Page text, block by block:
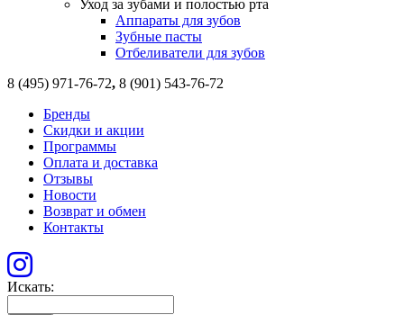
Уход за зубами и полостью рта
Аппараты для зубов
Зубные пасты
Отбеливатели для зубов
8 (495) 971-76-72, 8 (901) 543-76-72
Бренды
Скидки и акции
Программы
Оплата и доставка
Отзывы
Новости
Возврат и обмен
Контакты
Искать: